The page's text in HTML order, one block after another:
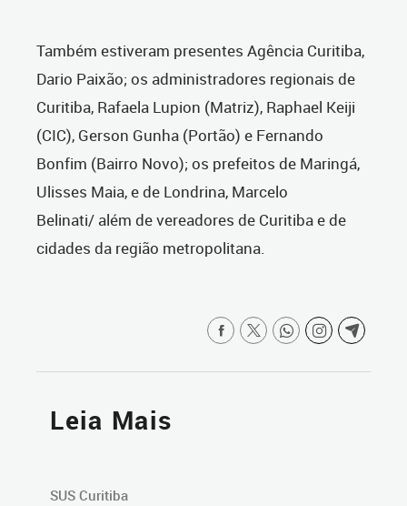
Também estiveram presentes Agência Curitiba,
Dario Paixão; os administradores regionais de
Curitiba, Rafaela Lupion (Matriz), Raphael Keiji
(CIC), Gerson Gunha (Portão) e Fernando
Bonfim (Bairro Novo); os prefeitos de Maringá,
Ulisses Maia, e de Londrina, Marcelo
Belinati/ além de vereadores de Curitiba e de
cidades da região metropolitana.
Leia Mais
SUS Curitiba